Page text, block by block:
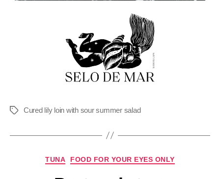
Cured lily loin with sour summer salad
TUNA FOOD FOR YOUR EYES ONLY